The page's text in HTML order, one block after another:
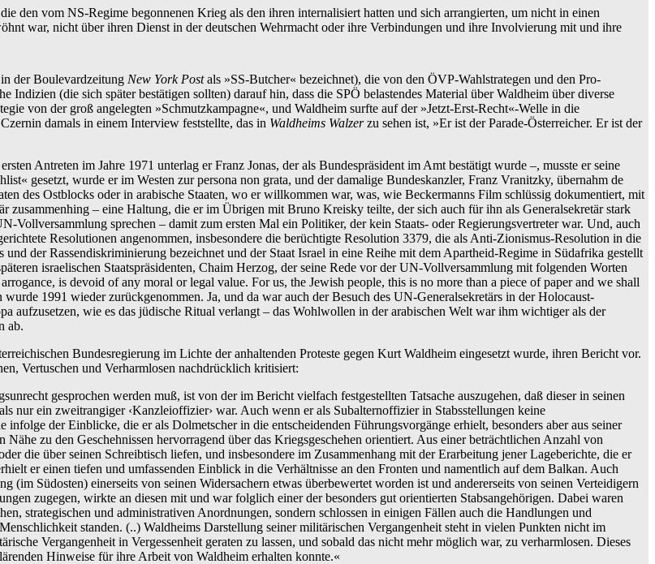
den vom NS-Regime begonnenen Krieg als den ihren internalisiert hatten und sich arrangierten, um nicht in einen
war, nicht über ihren Dienst in der deutschen Wehrmacht oder ihre Verbindungen und ihre Involvierung mit und ihre
der Boulevardzeitung New York Postals »SS-Butcher« bezeichnet), die von den ÖVP-Wahlstrategen und den Pro-
Indizien (die sich später bestätigen sollten) darauf hin, dass die SPÖ belastendes Material über Waldheim über diverse
von der groß angelegten »Schmutzkampagne«, und Waldheim surfte auf der »Jetzt-Erst-Recht«-Welle in die
damals in einem Interview feststellte, das in Waldheims Walzerzu sehen ist, »Er ist der Parade-Österreicher. Er ist der
Antreten im Jahre 1971 unterlag er Franz Jonas, der als Bundespräsident im Amt bestätigt wurde –, musste er seine
gesetzt, wurde er im Westen zur persona non grata, und der damalige Bundeskanzler, Franz Vranitzky, übernahm de
des Ostblocks oder in arabische Staaten, wo er willkommen war, was, wie Beckermanns Film schlüssig dokumentiert, mit
zusammenhing – eine Haltung, die er im Übrigen mit Bruno Kreisky teilte, der sich auch für ihn als Generalsekretär stark
Vollversammlung sprechen – damit zum ersten Mal ein Politiker, der kein Staats- oder Regierungsvertreter war. Und, auch
Resolutionen angenommen, insbesondere die berüchtigte Resolution 3379, die als Anti-Zionismus-Resolution in die
der Rassendiskriminierung bezeichnet und der Staat Israel in eine Reihe mit dem Apartheid-Regime in Südafrika gestellt
israelischen Staatspräsidenten, Chaim Herzog, der seine Rede vor der UN-Vollversammlung mit folgenden Worten
is devoid of any moral or legal value. For us, the Jewish people, this is no more than a piece of paper and we shall
1991 wieder zurückgenommen. Ja, und da war auch der Besuch des UN-Generalsekretärs in der Holocaust-
aufzusetzen, wie es das jüdische Ritual verlangt – das Wohlwollen in der arabischen Welt war ihm wichtiger als der
ab.
Bundesregierung im Lichte der anhaltenden Proteste gegen Kurt Waldheim eingesetzt wurde, ihren Bericht vor.
Vertuschen und Verharmlosen nachdrücklich kritisiert:
gesprochen werden muß, ist von der im Bericht vielfach festgestellten Tatsache auszugehen, daß dieser in seinen
nur ein zweitrangiger ‹Kanzleioffizier› war. Auch wenn er als Subalternoffizier in Stabsstellungen keine
der Einblicke, die er als Dolmetscher in die entscheidenden Führungsvorgänge erhielt, besonders aber aus seiner
zu den Geschehnissen hervorragend über das Kriegsgeschehen orientiert. Aus einer beträchtlichen Anzahl von
die über seinen Schreibtisch liefen, und insbesondere im Zusammenhang mit der Erarbeitung jener Lageberichte, die er
er einen tiefen und umfassenden Einblick in die Verhältnisse an den Fronten und namentlich auf dem Balkan. Auch
(im Südosten) einerseits von seinen Widersachern etwas überbewertet worden ist und andererseits von seinen Verteidigern
zugegen, wirkte an diesen mit und war folglich einer der besonders gut orientierten Stabsangehörigen. Dabei waren
strategischen und administrativen Anordnungen, sondern schlossen in einigen Fällen auch die Handlungen und
standen. (..) Waldheims Darstellung seiner militärischen Vergangenheit steht in vielen Punkten nicht im
Vergangenheit in Vergessenheit geraten zu lassen, und sobald das nicht mehr möglich war, zu verharmlosen. Dieses
Hinweise für ihre Arbeit von Waldheim erhalten konnte.«